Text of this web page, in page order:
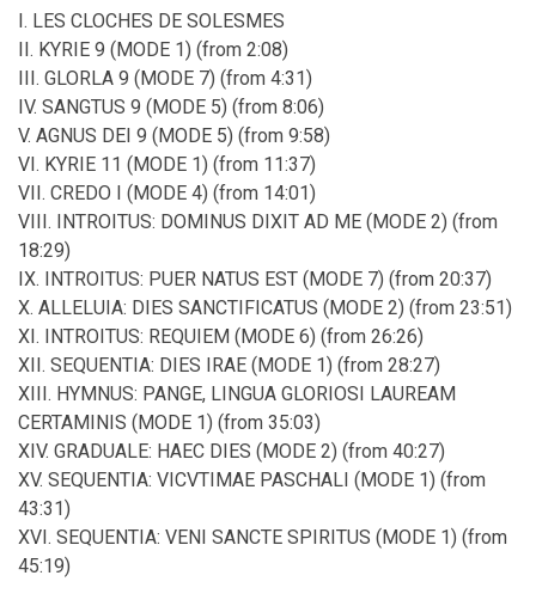
I. LES CLOCHES DE SOLESMES
II. KYRIE 9 (MODE 1) (from 2:08)
III. GLORLA 9 (MODE 7) (from 4:31)
IV. SANGTUS 9 (MODE 5) (from 8:06)
V. AGNUS DEI 9 (MODE 5) (from 9:58)
VI. KYRIE 11 (MODE 1) (from 11:37)
VII. CREDO I (MODE 4) (from 14:01)
VIII. INTROITUS: DOMINUS DIXIT AD ME (MODE 2) (from
18:29)
IX. INTROITUS: PUER NATUS EST (MODE 7) (from 20:37)
X. ALLELUIA: DIES SANCTIFICATUS (MODE 2) (from 23:51)
XI. INTROITUS: REQUIEM (MODE 6) (from 26:26)
XII. SEQUENTIA: DIES IRAE (MODE 1) (from 28:27)
XIII. HYMNUS: PANGE, LINGUA GLORIOSI LAUREAM
CERTAMINIS (MODE 1) (from 35:03)
XIV. GRADUALE: HAEC DIES (MODE 2) (from 40:27)
XV. SEQUENTIA: VICVTIMAE PASCHALI (MODE 1) (from
43:31)
XVI. SEQUENTIA: VENI SANCTE SPIRITUS (MODE 1) (from
45:19)